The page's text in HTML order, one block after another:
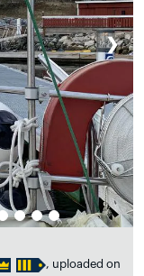
❯
, uploaded on